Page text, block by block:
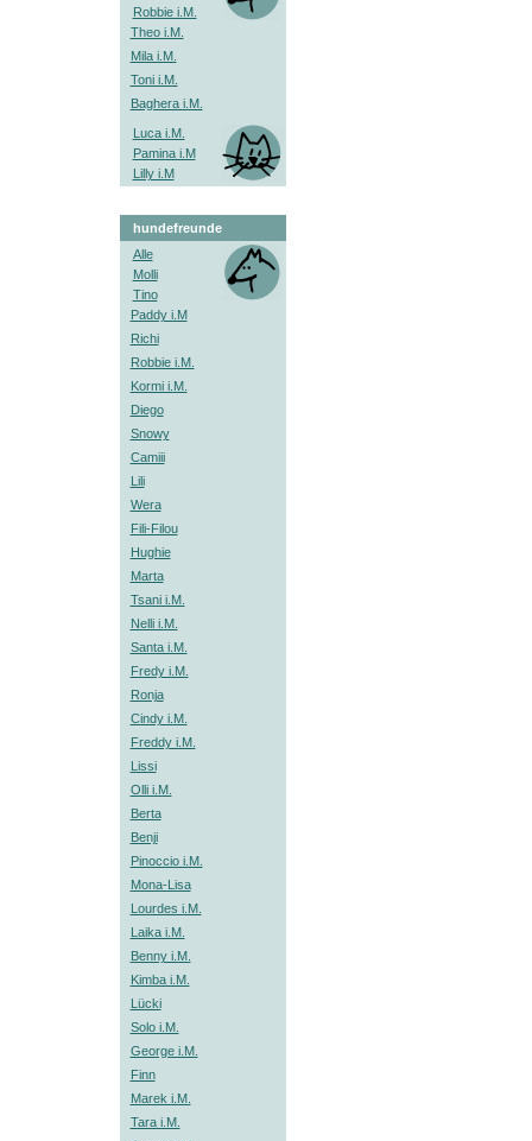
Robbie i.M.
Theo i.M.
Mila i.M.
Toni i.M.
Baghera i.M.
Luca i.M.
Pamina i.M
Lilly i.M
hundefreunde
Alle
Molli
Tino
Paddy i.M
Richi
Robbie i.M.
Kormi i.M.
Diego
Snowy
Camiii
Lili
Wera
Fili-Filou
Hughie
Marta
Tsani i.M.
Nelli i.M.
Santa i.M.
Fredy i.M.
Ronja
Cindy i.M.
Freddy i.M.
Lissi
Olli i.M.
Berta
Benji
Pinoccio i.M.
Mona-Lisa
Lourdes i.M.
Laika i.M.
Benny i.M.
Kimba i.M.
Lücki
Solo i.M.
George i.M.
Finn
Marek i.M.
Tara i.M.